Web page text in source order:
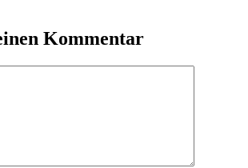
Kommentar